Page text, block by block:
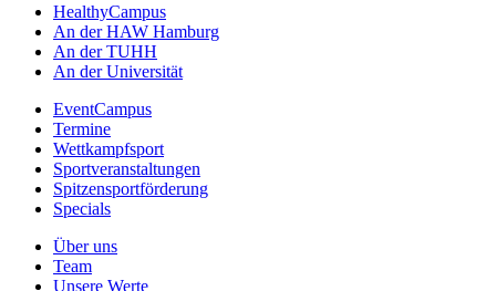
HealthyCampus
An der HAW Hamburg
An der TUHH
An der Universität
EventCampus
Termine
Wettkampfsport
Sportveranstaltungen
Spitzensportförderung
Specials
Über uns
Team
Unsere Werte